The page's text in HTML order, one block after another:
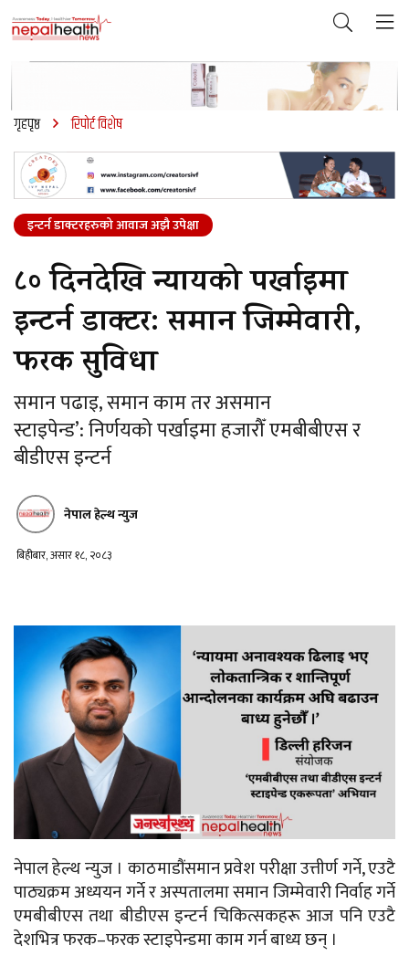
गृहपृष्ठ रिपोर्ट विशेष
इन्टर्न डाक्टरहरुको आवाज अझै उपेक्षा
८० दिनदेखि न्यायको पर्खाइमा
इन्टर्न डाक्टर: समान जिम्मेवारी,
फरक सुविधा
समान पढाइ, समान काम तर असमान
स्टाइपेन्ड’: निर्णयको पर्खाइमा हजारौँ एमबीबीएस र
बीडीएस इन्टर्न
नेपाल हेल्थ न्युज
बिहीबार, असार १८, २०८३
नेपाल हेल्थ न्युज । काठमाडौंसमान प्रवेश परीक्षा उत्तीर्ण गर्ने, एउटै
पाठ्यक्रम अध्ययन गर्ने र अस्पतालमा समान जिम्मेवारी निर्वाह गर्ने
एमबीबीएस तथा बीडीएस इन्टर्न चिकित्सकहरू आज पनि एउटै
देशभित्र फरक–फरक स्टाइपेन्डमा काम गर्न बाध्य छन् ।